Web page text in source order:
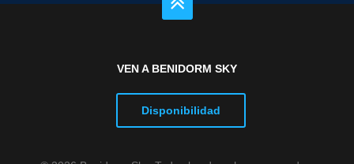
VEN A BENIDORM SKY
Disponibilidad